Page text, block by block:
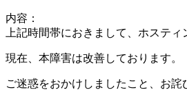
内容：
上記時間帯におきまして、ホステ
現在、本障害は改善しております。
ご迷惑をおかけしましたこと、お詫